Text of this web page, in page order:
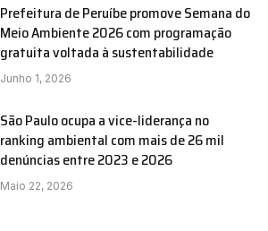
Prefeitura de Peruíbe promove Semana do
Meio Ambiente 2026 com programação
gratuita voltada à sustentabilidade
Junho 1, 2026
São Paulo ocupa a vice-liderança no
ranking ambiental com mais de 26 mil
denúncias entre 2023 e 2026
Maio 22, 2026